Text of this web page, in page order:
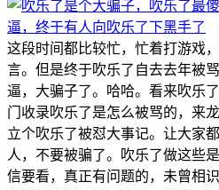
这段时间都比较忙，忙着打游戏
言。但是终于吹乐了自去去年被
逼，大骗子了。哈哈。看来吹乐
门收录吹乐了是怎么被骂的，来
立个吹乐了被怼大事记。让大家
人，不要被骗了。吹乐了做这些
信要看，真正有问题的，未曾相